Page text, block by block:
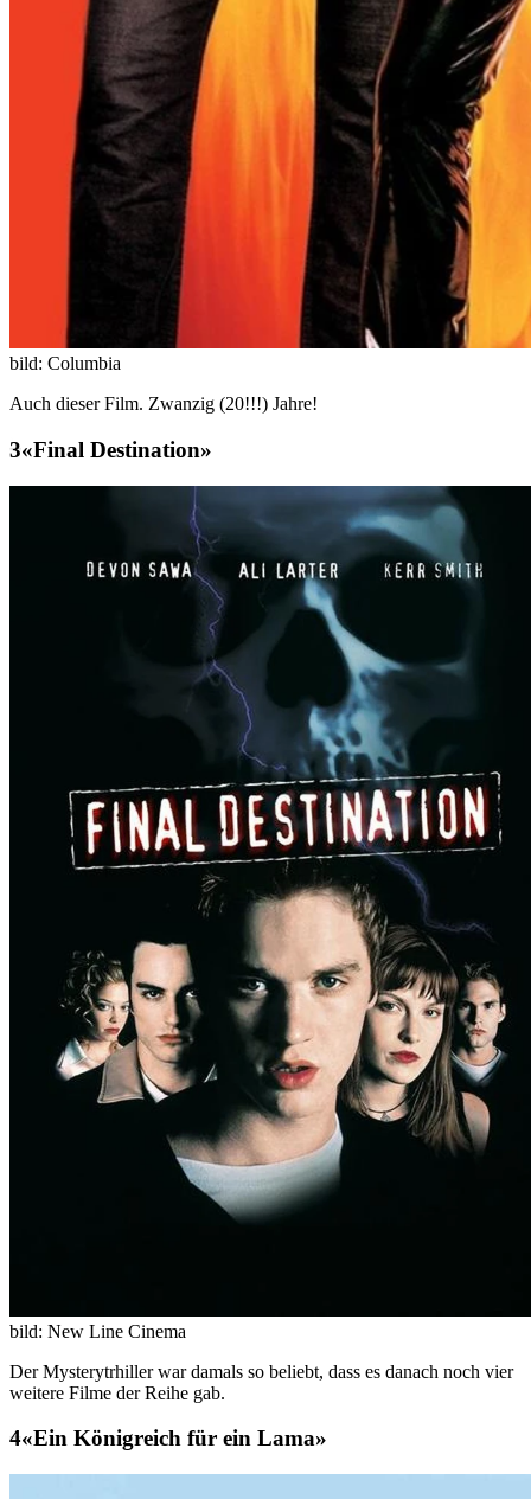
bild: Columbia
Auch dieser Film. Zwanzig (20!!!) Jahre!
«Final Destination»
bild: New Line Cinema
Der Mysterytrhiller war damals so beliebt, dass es danach noch vier
weitere Filme der Reihe gab.
«Ein Königreich für ein Lama»